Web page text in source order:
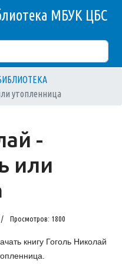
МБУК ЦБС
утопленница
-
или
Просмотров: 1800
книгу Гоголь Николай